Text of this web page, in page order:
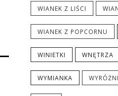
WIANEK Z LIŚCI
WIANEK Z POPCORNU
WINIETKI WNĘTRZA
WYMIANKA